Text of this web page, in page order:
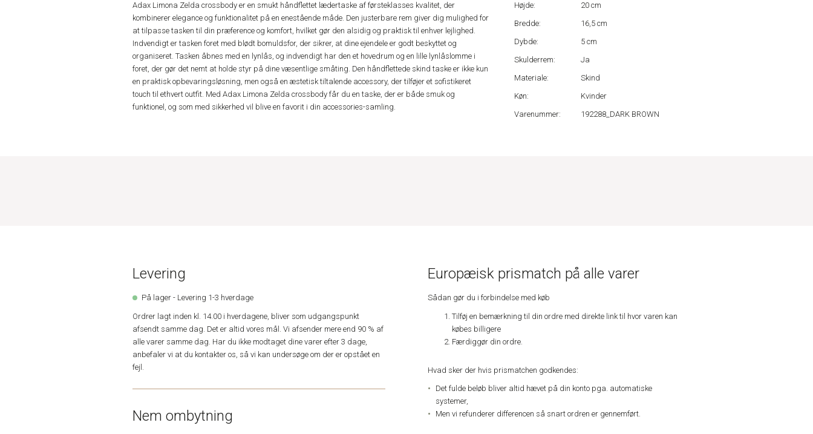
Adax Limona Zelda crossbody er en smukt håndflettet lædertaske af førsteklasses kvalitet, der
kombinerer elegance og funktionalitet på en enestående måde. Den justerbare rem giver dig mulighed for
at tilpasse tasken til din præference og komfort, hvilket gør den alsidig og praktisk til enhver lejlighed.
Indvendigt er tasken foret med blødt bomuldsfor, der sikrer, at dine ejendele er godt beskyttet og
organiseret. Tasken åbnes med en lynlås, og indvendigt har den et hovedrum og en lille lynlåslomme i
foret, der gør det nemt at holde styr på dine væsentlige småting. Den håndflettede skind taske er ikke kun
en praktisk opbevaringsløsning, men også en æstetisk tiltalende accessory, der tilføjer et sofistikeret
touch til ethvert outfit. Med Adax Limona Zelda crossbody får du en taske, der er både smuk og
funktionel, og som med sikkerhed vil blive en favorit i din accessories-samling.
Højde:
20 cm
Bredde:
16,5 cm
Dybde:
5 cm
Skulderrem:
Ja
Materiale:
Skind
Køn:
Kvinder
Varenummer:
192288_DARK BROWN
Levering
På lager - Levering 1-3 hverdage
Ordrer lagt inden kl. 14.00 i hverdagene, bliver som udgangspunkt
afsendt samme dag. Det er altid vores mål. Vi afsender mere end 90 % af
alle varer samme dag. Har du ikke modtaget dine varer efter 3 dage,
anbefaler vi at du kontakter os, så vi kan undersøge om der er opstået en
fejl.
Nem ombytning
Europæisk prismatch på alle varer
Sådan gør du i forbindelse med køb
Tilføj en bemærkning til din ordre med direkte link til hvor varen kan
købes billigere
Færdiggør din ordre.
Hvad sker der hvis prismatchen godkendes:
Det fulde beløb bliver altid hævet på din konto pga. automatiske
systemer,
Men vi refunderer differencen så snart ordren er gennemført.